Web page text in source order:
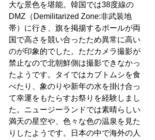
大な景色を堪能。韓国では38度線の
DMZ（Demilitarized Zone:非武装地
帯）に行き、旗を掲揚するポールが両
国で高さを競い合ったため異常に高い
のが印象的でした。ただカメラ撮影が
禁止なので北朝鮮側は撮影できなかっ
たようです。タイではカブトムシを食
べたり、象のりや新年の水を掛け合っ
て幸運をもたらすお祭りを経験しまし
た。ニュージーランドでは素晴らしい
満天の星空や、色々な色の温泉を見た
りしたようです。日本の中で海外の人